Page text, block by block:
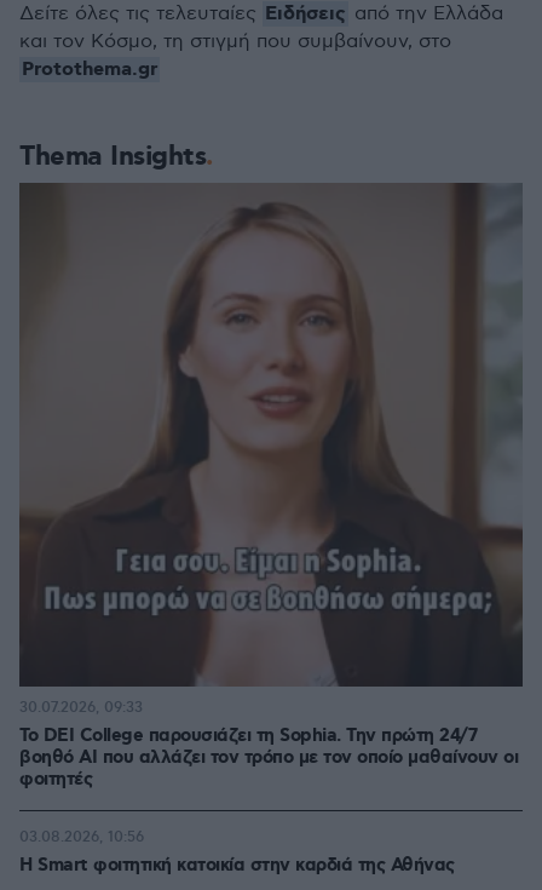
Thema Insights
Το DEI College παρουσιάζει τη Sophia. Την πρώτη 24/7
βοηθό AI που αλλάζει τον τρόπο με τον οποίο μαθαίνουν οι
φοιτητές
30.07.2026, 09:33
Η Smart φοιτητική κατοικία στην καρδιά της Αθήνας
03.08.2026, 10:56
Δείτε όλες τις τελευταίες Ειδήσεις από την Ελλάδα
και τον Κόσμο, τη στιγμή που συμβαίνουν, στο
Protothema.gr